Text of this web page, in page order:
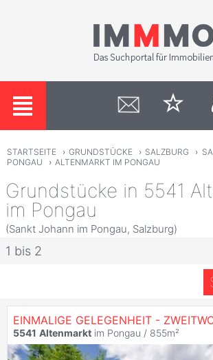
STARTSEITE › GRUNDSTÜCKE › SALZBURG ›
PONGAU
› ALTENMARKT IM PONGAU
Grundstücke in 5541
im Pongau
(Sankt Johann im Pongau, Salzburg)
1 bis 2
5541 Altenmarkt im Pongau / 855m²